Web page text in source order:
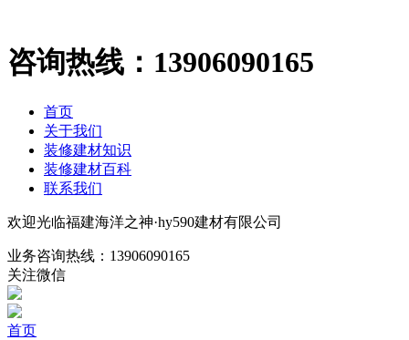
咨询热线： 13906090165
首页
关于我们
装修建材知识
装修建材百科
联系我们
欢迎光临福建海洋之神·hy590建材有限公司
业务咨询热线： 13906090165
关注微信
首页